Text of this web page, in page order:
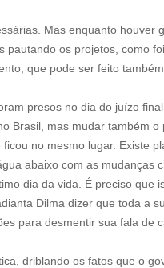
Mas enquanto houver
pautando os projetos, como
que pode ser feito
presos no dia do juízo
Brasil, mas mudar também
no mesmo lugar. Existe
abaixo com as mudanças
dia da vida. É preciso que
Dilma dizer que toda a
para desmentir sua fala de
driblando os fatos que o